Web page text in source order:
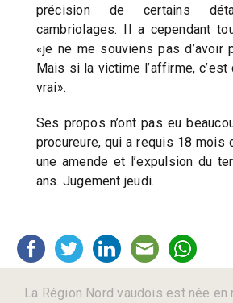
précision de certains
cambriolages. Il a cependant
«je ne me souviens pas d’avoir
Mais si la victime l’affirme,
vrai».
Ses propos n’ont pas eu
procureure, qui a requis 18 mois
une amende et l’expulsion du
ans. Jugement jeudi.
La Région Nord vaudois est née en